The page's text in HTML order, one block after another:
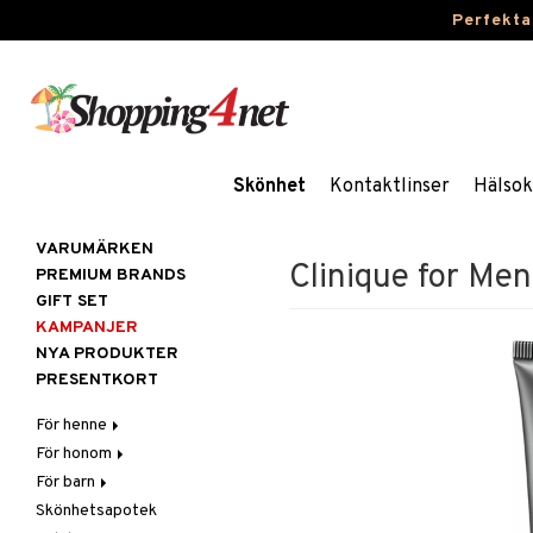
Skönhet Kontaktlinser
Clinique for
VARUMÄRKEN
PREMIUM BRANDS
GIFT SET
KAMPANJER
NYA PRODUKTER
PRESENTKORT
För henne
Hår
Accessoarer
Balsam
Hudvård
Ansiktscremer
Kosmetika
För honom
Hår
Balsam
Hudvård
För barn
Badprodukter
Skönhetsapotek